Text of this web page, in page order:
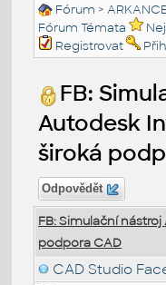
Fórum >
Fórum Témata
Registrovat
FB:
Autodesk
široká
Odpovědět
FB: Simulační
podpora CAD
CAD Studio